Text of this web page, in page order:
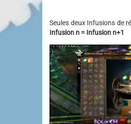
Seules deux Infusions de
Infusion n = Infusion n+1